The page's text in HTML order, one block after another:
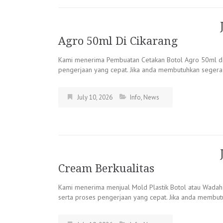
Agro 50ml Di Cikarang
Kami menerima Pembuatan Cetakan Botol Agro
pengerjaan yang cepat. Jika anda membutuhkan
July 10, 2026 Info, News
Cream Berkualitas
Kami menerima menjual Mold Plastik Botol atau
serta proses pengerjaan yang cepat. Jika anda